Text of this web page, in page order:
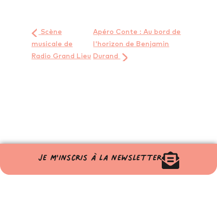
Scène
musicale de
Radio Grand Lieu
Apéro Conte : Au bord de
l'horizon de Benjamin
Durand
Je m'inscris à la newsletter